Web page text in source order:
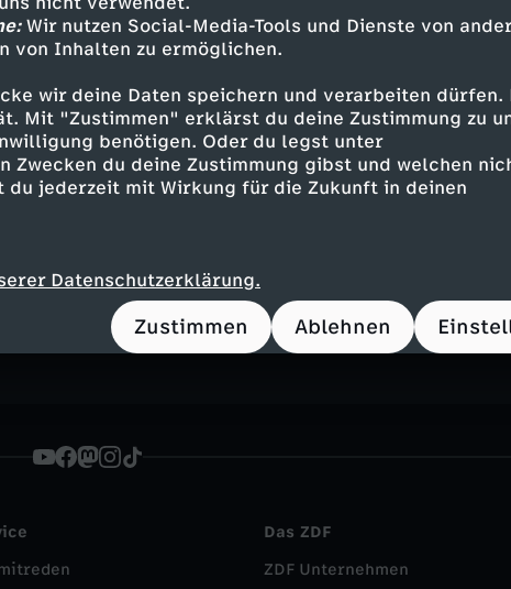
Wir nutzen Social-Media-Tools und Dienste von
von Inhalten zu ermöglichen.
wir deine Daten speichern und verarbeiten dürfen.
Mit "Zustimmen" erklärst du deine Zustimmung zu
benötigen. Oder du legst unter
du deine Zustimmung gibst und welchen
du jederzeit mit Wirkung für die Zukunft in deinen
Datenschutzerklärung.
Zustimmen Ablehnen
informativ hallo deutschland
Das ZDF
ZDF Unternehmen